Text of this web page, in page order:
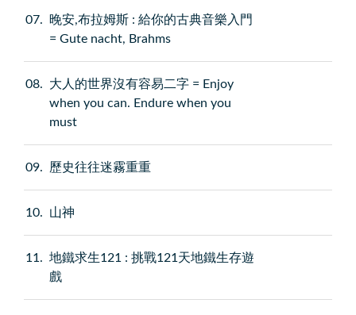
07
晚安,布拉姆斯 : 給你的古典音樂入門
= Gute nacht, Brahms
08
大人的世界沒有容易二字 = Enjoy
when you can. Endure when you
must
09 歷史往往迷霧重重
10 山神
11
地鐵求生121 : 挑戰121天地鐵生存遊
戲